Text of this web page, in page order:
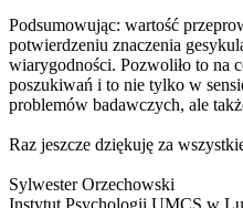
Podsumowując: wartość
potwierdzeniu znaczenia
wiarygodności. Pozwoliło to na
poszukiwań i to nie tylko w
problemów badawczych, ale
Raz jeszcze dziękuję za
Sylwester Orzechowski